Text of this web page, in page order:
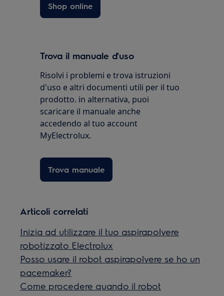
Shop online
Trova il manuale d'uso
Risolvi i problemi e trova istruzioni
d'uso e altri documenti utili per il tuo
prodotto. in alternativa, puoi
scaricare il manuale anche
accedendo al tuo account
MyElectrolux.
Trova manuale
Articoli correlati
Inizia ad utilizzare il tuo aspirapolvere
robotizzato Electrolux
Posso usare il robot aspirapolvere se ho un
pacemaker?
Come procedere quando il robot